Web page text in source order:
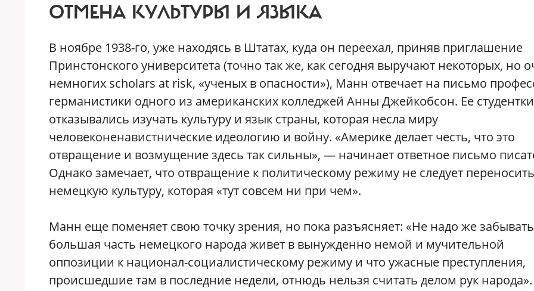
ОТМЕНА КУЛЬТУРЫ И ЯЗЫКА
В ноябре 1938-го, уже находясь в Штатах, куда он переехал, приняв приглашение
Принстонского университета (точно так же, как сегодня выручают некоторых, но
немногих scholars at risk, «ученых в опасности»), Манн отвечает на письмо
германистики одного из американских колледжей Анны Джейкобсон. Ее студентки
отказывались изучать культуру и язык страны, которая несла миру
человеконенавистнические идеологию и войну. «Америке делает честь, что это
отвращение и возмущение здесь так сильны», — начинает ответное письмо
Однако замечает, что отвращение к политическому режиму не следует
немецкую культуру, которая «тут совсем ни при чем».
Манн еще поменяет свою точку зрения, но пока разъясняет: «Не надо же
большая часть немецкого народа живет в вынужденно немой и мучительной
оппозиции к национал-социалистическому режиму и что ужасные преступления,
происшедшие там в последние недели, отнюдь нельзя считать делом рук народа».